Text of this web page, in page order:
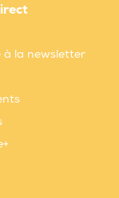
à la newsletter